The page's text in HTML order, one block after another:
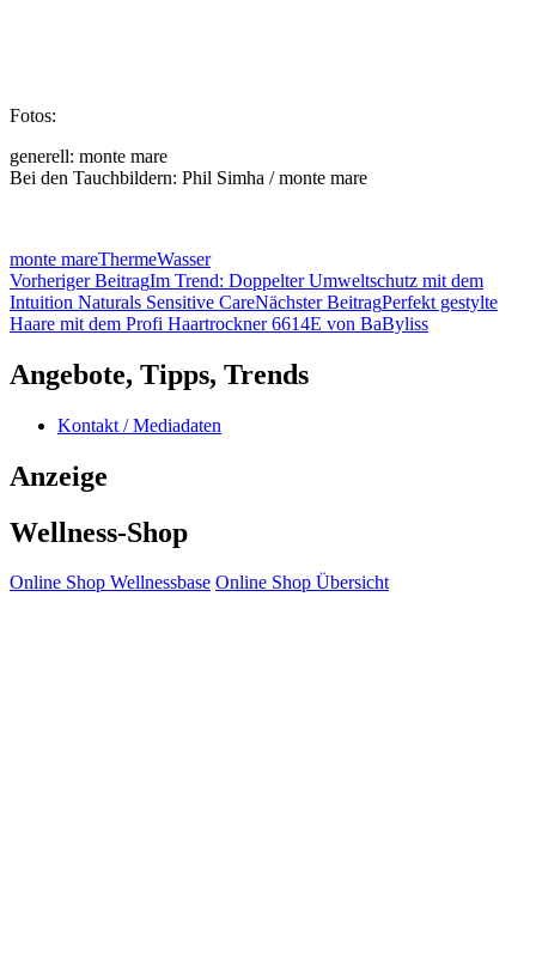
Fotos:
generell: monte mare
Bei den Tauchbildern: Phil Simha / monte mare
monte mareThermeWasser
Beitragsnavigation
Vorheriger BeitragIm Trend: Doppelter Umweltschutz mit dem
Intuition Naturals Sensitive CareNächster BeitragPerfekt gestylte
Haare mit dem Profi Haartrockner 6614E von BaByliss
Angebote, Tipps, Trends
Kontakt / Mediadaten
Anzeige
Wellness-Shop
Online Shop Wellnessbase Online Shop Übersicht